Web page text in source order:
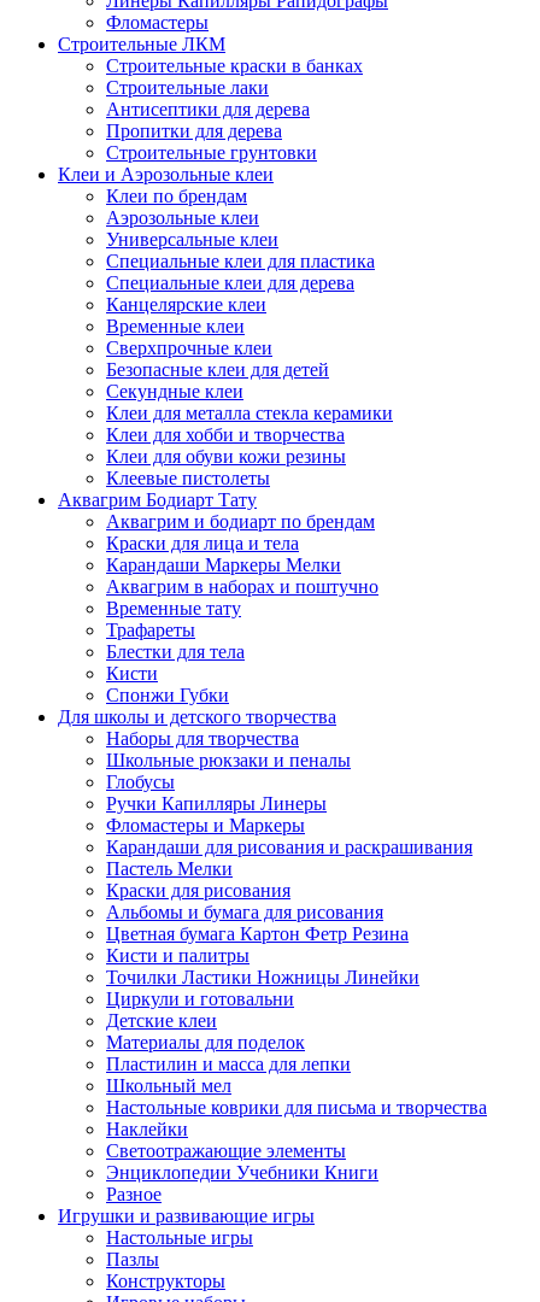
Фломастеры
Строительные ЛКМ
Строительные краски в банках
Строительные лаки
Антисептики для дерева
Пропитки для дерева
Строительные грунтовки
Клеи и Аэрозольные клеи
Клеи по брендам
Аэрозольные клеи
Универсальные клеи
Специальные клеи для пластика
Специальные клеи для дерева
Канцелярские клеи
Временные клеи
Сверхпрочные клеи
Безопасные клеи для детей
Секундные клеи
Клеи для металла стекла керамики
Клеи для хобби и творчества
Клеи для обуви кожи резины
Клеевые пистолеты
Аквагрим Бодиарт Тату
Аквагрим и бодиарт по брендам
Краски для лица и тела
Карандаши Маркеры Мелки
Аквагрим в наборах и поштучно
Временные тату
Трафареты
Блестки для тела
Кисти
Спонжи Губки
Для школы и детского творчества
Наборы для творчества
Школьные рюкзаки и пеналы
Глобусы
Ручки Капилляры Линеры
Фломастеры и Маркеры
Карандаши для рисования и раскрашивания
Пастель Мелки
Краски для рисования
Альбомы и бумага для рисования
Цветная бумага Картон Фетр Резина
Кисти и палитры
Точилки Ластики Ножницы Линейки
Циркули и готовальни
Детские клеи
Материалы для поделок
Пластилин и масса для лепки
Школьный мел
Настольные коврики для письма и творчества
Наклейки
Светоотражающие элементы
Энциклопедии Учебники Книги
Разное
Игрушки и развивающие игры
Настольные игры
Пазлы
Конструкторы